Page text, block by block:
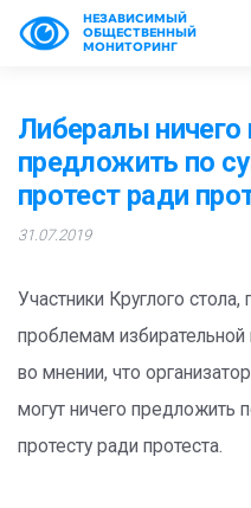
НЕЗАВИСИМЫЙ
ОБЩЕСТВЕННЫЙ
МОНИТОРИНГ
Либералы ничего
предложить по
протест ради
31.07.2019
Участники Круглого
проблемам
во мнении, что
могут ничего предложить
протесту ради протеста.